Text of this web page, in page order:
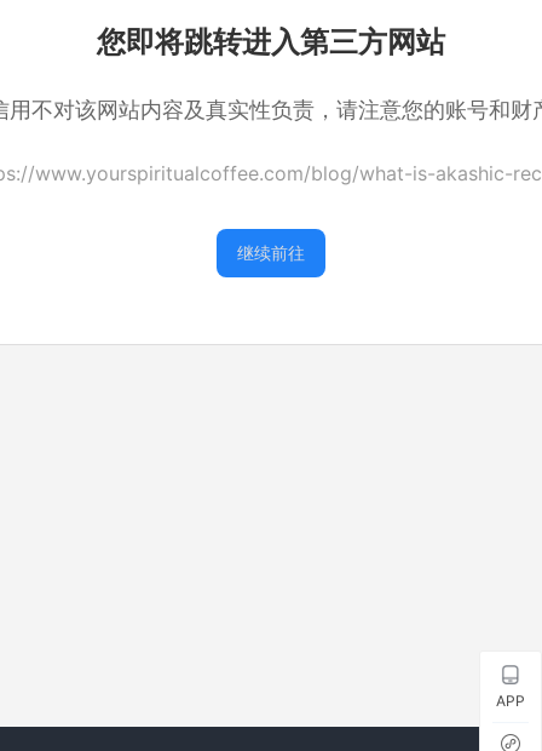
您即将跳转进入第三方网站
用不对该网站内容及真实性负责，请注意您的账号和财
www.yourspiritualcoffee.com/blog/what-is-akashic-
继续前往
APP